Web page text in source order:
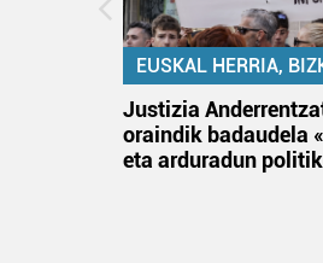
EUSKAL HERRIA,
Justizia
oraindik badaudela
eta arduradun